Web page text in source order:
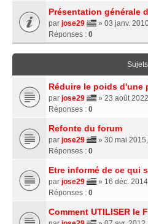
Présentation générale
par jose29
» 03 janv.
Réponses : 0
Sujets
Réduire le poids d'une
par jose29
» 23 août
Réponses : 0
Refonte du forum
par jose29
» 30 mai
Réponses : 0
Etre informé de ce qui
par jose29
» 16 déc.
Réponses : 0
Comment UTILISER le